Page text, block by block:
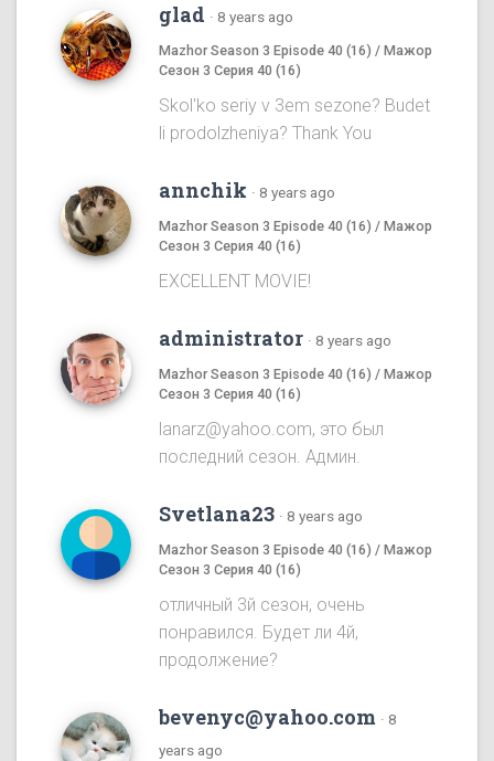
glad · 8 years ago
Mazhor Season 3 Episode 40 (16) / Мажор
Сезон 3 Серия 40 (16)
Skol'ko seriy v 3em sezone? Budet
li prodolzheniya? Thank You
annchik · 8 years ago
Mazhor Season 3 Episode 40 (16) / Мажор
Сезон 3 Серия 40 (16)
EXCELLENT MOVIE!
administrator · 8 years ago
Mazhor Season 3 Episode 40 (16) / Мажор
Сезон 3 Серия 40 (16)
lanarz@yahoo.com, это был
последний сезон. Админ.
Svetlana23 · 8 years ago
Mazhor Season 3 Episode 40 (16) / Мажор
Сезон 3 Серия 40 (16)
отличный 3й сезон, очень
понравился. Будет ли 4й,
продолжение?
bevenyc@yahoo.com · 8
years ago